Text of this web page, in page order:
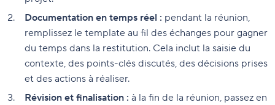
Documentation en temps réel : pendant la réunion,
remplissez le template au fil des échanges pour gagner
du temps dans la restitution. Cela inclut la saisie du
contexte, des points-clés discutés, des décisions prises
et des actions à réaliser.
Révision et finalisation : à la fin de la réunion, passez en